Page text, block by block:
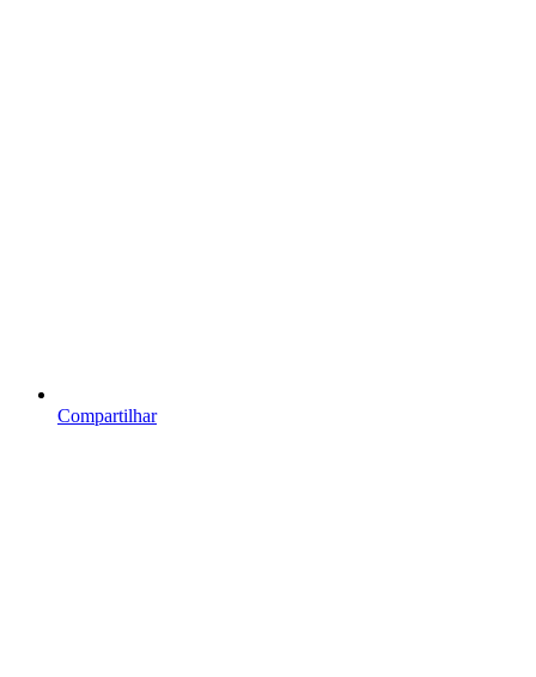
Compartilhar